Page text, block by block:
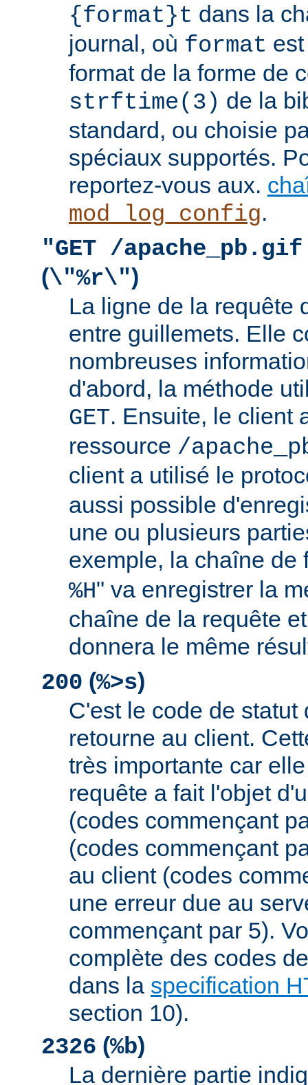
{format}t dans la
journal, où format
format de la forme de
strftime(3) de la
standard, ou choisie
spéciaux supportés.
reportez-vous aux.
mod_log_config.
"GET /
(\"%r\")
La ligne de la requête
entre guillemets. Elle
nombreuses
d'abord, la méthode
GET. Ensuite, le client
ressource /
client a utilisé le
aussi possible
une ou plusieurs
exemple, la chaîne de
%H" va enregistrer la
chaîne de la requête
donnera le même
200 (%>s)
C'est le code de statut
retourne au client.
très importante car
requête a fait l'objet
(codes commençant
(codes commençant
au client (codes
une erreur due au
commençant par 5).
complète des codes
dans la specification
section 10).
2326 (%b)
La dernière partie